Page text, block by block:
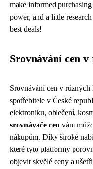
make informed
power, and a little
best deals!
Srovnávání cen
Srovnávání cen v různých
spotřebitele v České
elektroniku, oblečení,
srovnávače cen vám
nákupům. Díky široké
které tyto platformy
objevit skvělé ceny a